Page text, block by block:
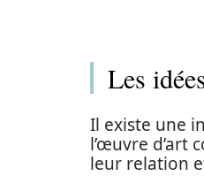
Les
Il existe une
l’œuvre d’art
leur relation